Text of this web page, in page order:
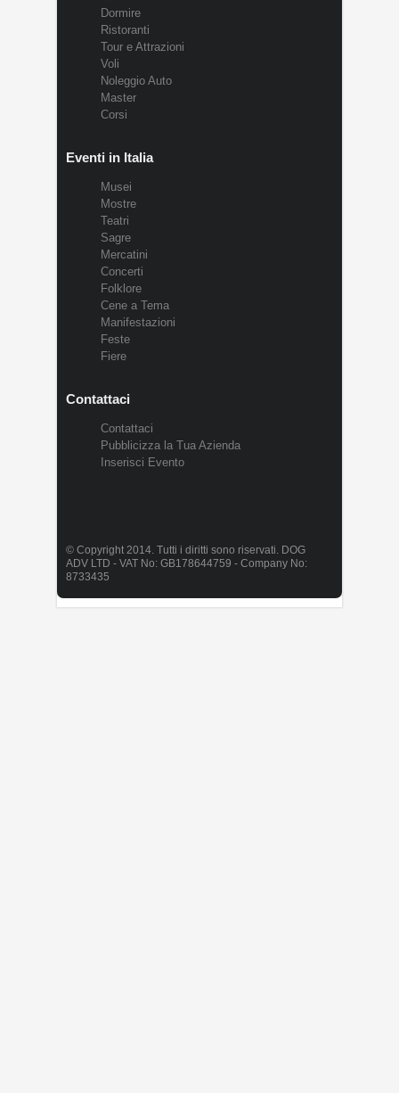
Dormire
Ristoranti
Tour e Attrazioni
Voli
Noleggio Auto
Master
Corsi
Eventi in Italia
Musei
Mostre
Teatri
Sagre
Mercatini
Concerti
Folklore
Cene a Tema
Manifestazioni
Feste
Fiere
Contattaci
Contattaci
Pubblicizza la Tua Azienda
Inserisci Evento
© Copyright 2014. Tutti i diritti sono riservati. DOG
ADV LTD - VAT No: GB178644759 - Company No:
8733435